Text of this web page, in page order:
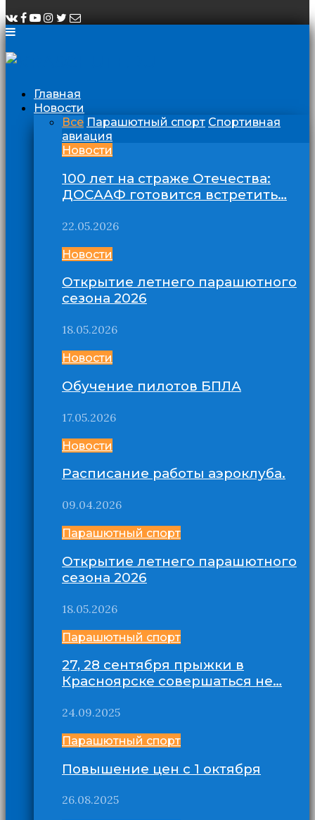
Главная
Новости
Все Парашютный спорт Спортивная
авиация
Новости
100 лет на страже Отечества:
ДОСААФ готовится встретить…
22.05.2026
Новости
Открытие летнего парашютного
сезона 2026
18.05.2026
Новости
Обучение пилотов БПЛА
17.05.2026
Новости
Расписание работы аэроклуба.
09.04.2026
Парашютный спорт
Открытие летнего парашютного
сезона 2026
18.05.2026
Парашютный спорт
27, 28 сентября прыжки в
Красноярске совершаться не…
24.09.2025
Парашютный спорт
Повышение цен с 1 октября
26.08.2025